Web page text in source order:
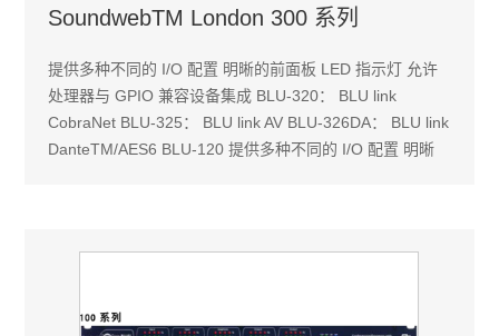
SoundwebTM London 300 系列
提供多种不同的 I/O 配置 明晰的前面板 LED 指示灯 允许
处理器与 GPIO 兼容设备集成 BLU-320： BLU link
CobraNet BLU-325： BLU link AV BLU-326DA： BLU link
DanteTM/AES6 BLU-120 提供多种不同的 I/O 配置 明晰